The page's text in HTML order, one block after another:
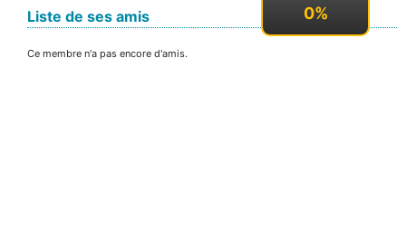
0%
Liste de ses amis
Ce membre n'a pas encore d'amis.